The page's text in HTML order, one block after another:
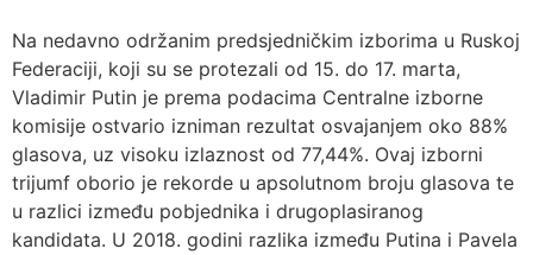
Na nedavno održanim predsjedničkim izborima u Ruskoj
Federaciji, koji su se protezali od 15. do 17. marta,
Vladimir Putin je prema podacima Centralne izborne
komisije ostvario izniman rezultat osvajanjem oko 88%
glasova, uz visoku izlaznost od 77,44%. Ovaj izborni
trijumf oborio je rekorde u apsolutnom broju glasova te
u razlici između pobjednika i drugoplasiranog
kandidata. U 2018. godini razlika između Putina i Pavela